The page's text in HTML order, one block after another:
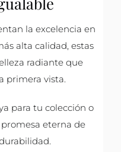
la excelencia en
alta calidad, estas
radiante que
primera vista.
para tu colección o
eterna de